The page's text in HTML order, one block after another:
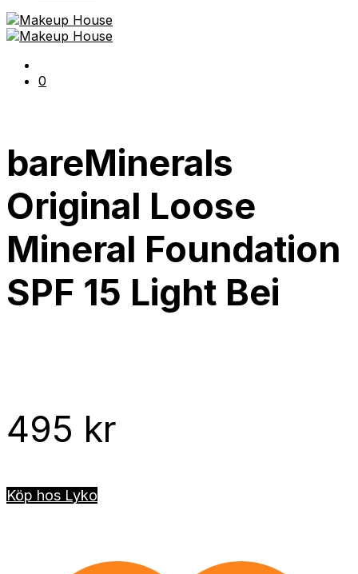
0
bareMinerals
Original Loose
Mineral Foundation
SPF 15 Light Bei
495 kr
Köp hos Lyko